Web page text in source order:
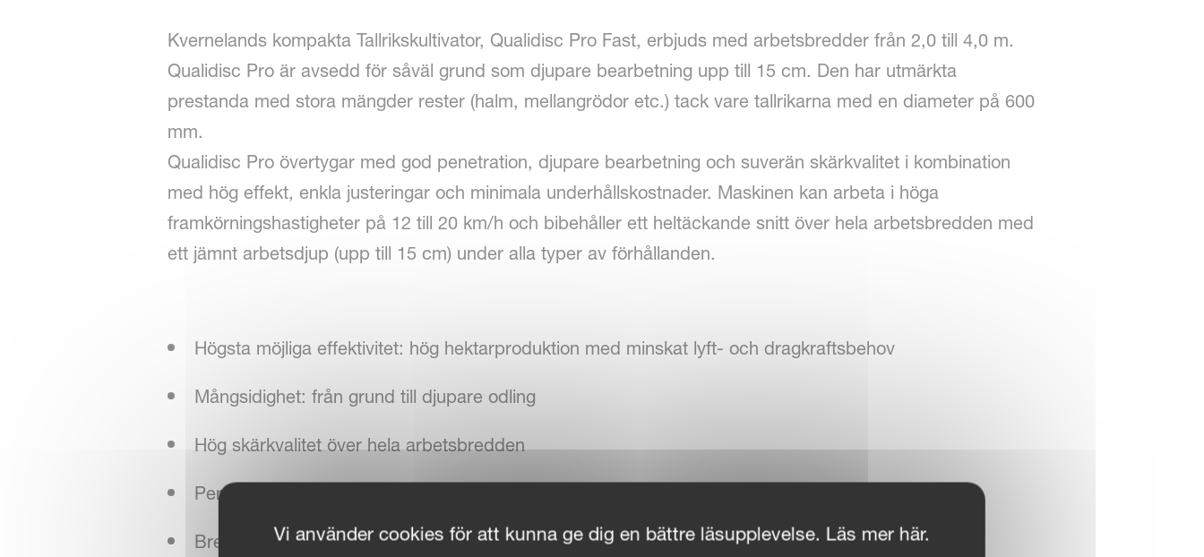
Kvernelands kompakta Tallrikskultivator, Qualidisc Pro Fast, erbjuds med arbetsbredder från 2,0 till 4,0 m.
Qualidisc Pro är avsedd för såväl grund som djupare bearbetning upp till 15 cm. Den har utmärkta
prestanda med stora mängder rester (halm, mellangrödor etc.) tack vare tallrikarna med en diameter på 600
mm.
Qualidisc Pro övertygar med god penetration, djupare bearbetning och suverän skärkvalitet i kombination
med hög effekt, enkla justeringar och minimala underhållskostnader. Maskinen kan arbeta i höga
framkörningshastigheter på 12 till 20 km/h och bibehåller ett heltäckande snitt över hela arbetsbredden med
ett jämnt arbetsdjup (upp till 15 cm) under alla typer av förhållanden.
Högsta möjliga effektivitet: hög hektarproduktion med minskat lyft- och dragkraftsbehov
Mångsidighet: från grund till djupare odling
Hög skärkvalitet över hela arbetsbredden
Perfekt kvalitet på blandning och utjämning
Brett utbud av valsar för effektiv markpackning
Vi använder cookies för att kunna ge dig en bättre läsupplevelse. Läs mer här.